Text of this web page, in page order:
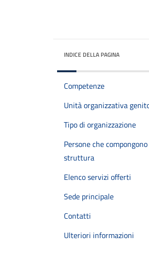
INDICE DELLA PAGINA
Competenze
Unità organizzativa
Tipo di organizzazione
Persone che
struttura
Elenco servizi offerti
Sede principale
Contatti
Ulteriori informazioni